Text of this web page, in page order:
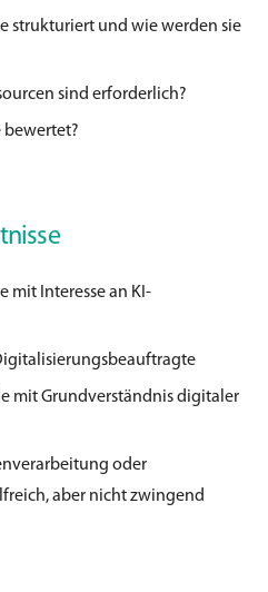
strukturiert und wie werden sie
sind erforderlich?
mit Interesse an KI-
mit Grundverständnis digitaler
oder
aber nicht zwingend